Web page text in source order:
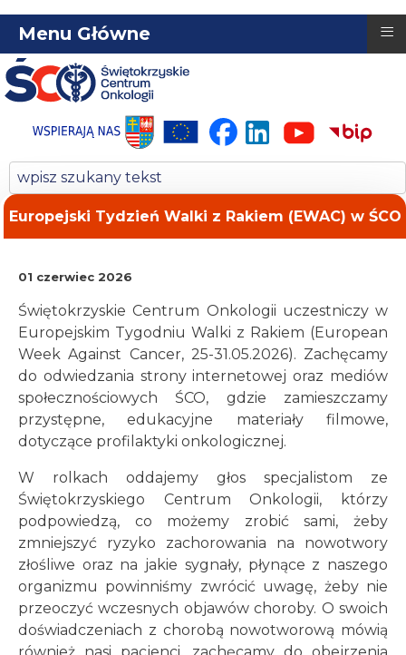
Menu Główne ≡
Europejski Tydzień Walki z Rakiem (EWAC) w ŚCO
01 czerwiec 2026
Świętokrzyskie Centrum Onkologii uczestniczy w
Europejskim Tygodniu Walki z Rakiem (European
Week Against Cancer, 25-31.05.2026). Zachęcamy
do odwiedzania strony internetowej oraz mediów
społecznościowych ŚCO, gdzie zamieszczamy
przystępne, edukacyjne materiały filmowe,
dotyczące profilaktyki onkologicznej.
W rolkach oddajemy głos specjalistom ze
Świętokrzyskiego Centrum Onkologii, którzy
podpowiedzą, co możemy zrobić sami, żeby
zmniejszyć ryzyko zachorowania na nowotwory
złośliwe oraz na jakie sygnały, płynące z naszego
organizmu powinniśmy zwrócić uwagę, żeby nie
przeoczyć wczesnych objawów choroby. O swoich
doświadczeniach z chorobą nowotworową mówią
również nasi pacjenci, zachęcamy do obejrzenia